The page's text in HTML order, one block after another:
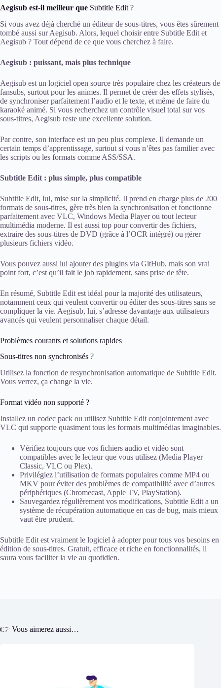
Aegisub est-il meilleur que Subtitle Edit ?
Si vous avez déjà cherché un éditeur de sous-titres, vous êtes sûrement
tombé aussi sur Aegisub. Alors, lequel choisir entre Subtitle Edit et
Aegisub ? Tout dépend de ce que vous cherchez à faire.
Aegisub : puissant, mais plus technique
Aegisub est un logiciel open source très populaire chez les créateurs de
fansubs, surtout pour les animes. Il permet de créer des effets stylisés,
de synchroniser parfaitement l’audio et le texte, et même de faire du
karaoké animé. Si vous recherchez un contrôle visuel total sur vos
sous-titres, Aegisub reste une excellente solution.
Par contre, son interface est un peu plus complexe. Il demande un
certain temps d’apprentissage, surtout si vous n’êtes pas familier avec
les scripts ou les formats comme ASS/SSA.
Subtitle Edit : plus simple, plus compatible
Subtitle Edit, lui, mise sur la simplicité. Il prend en charge plus de 200
formats de sous-titres, gère très bien la synchronisation et fonctionne
parfaitement avec VLC, Windows Media Player ou tout lecteur
multimédia moderne. Il est aussi top pour convertir des fichiers,
extraire des sous-titres de DVD (grâce à l’OCR intégré) ou gérer
plusieurs fichiers vidéo.
Vous pouvez aussi lui ajouter des plugins via GitHub, mais son vrai
point fort, c’est qu’il fait le job rapidement, sans prise de tête.
En résumé, Subtitle Edit est idéal pour la majorité des utilisateurs,
notamment ceux qui veulent convertir ou éditer des sous-titres sans se
compliquer la vie. Aegisub, lui, s’adresse davantage aux utilisateurs
avancés qui veulent personnaliser chaque détail.
Problèmes courants et solutions rapides
Sous-titres non synchronisés ?
Utilisez la fonction de resynchronisation automatique de Subtitle Edit.
Vous verrez, ça change la vie.
Format vidéo non supporté ?
Installez un codec pack ou utilisez Subtitle Edit conjointement avec
VLC qui supporte quasiment tous les formats multimédias imaginables.
Vérifiez toujours que vos fichiers audio et vidéo sont
compatibles avec le lecteur que vous utilisez (Media Player
Classic, VLC ou Plex).
Privilégiez l’utilisation de formats populaires comme MP4 ou
MKV pour éviter des problèmes de compatibilité avec d’autres
périphériques (Chromecast, Apple TV, PlayStation).
Sauvegardez régulièrement vos modifications, Subtitle Edit a un
système de récupération automatique en cas de bug, mais mieux
vaut être prudent.
Subtitle Edit est vraiment le logiciel à adopter pour tous vos besoins en
édition de sous-titres. Gratuit, efficace et riche en fonctionnalités, il
saura vous faciliter la vie au quotidien.
👉 Vous aimerez aussi…